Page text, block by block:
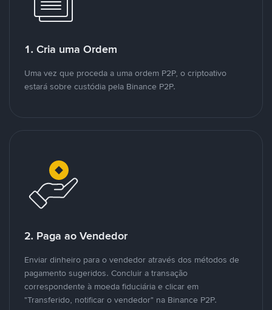
1. Cria uma Ordem
Uma vez que proceda a uma ordem P2P, o criptoativo
estará sobre custódia pela Binance P2P.
2. Paga ao Vendedor
Enviar dinheiro para o vendedor através dos métodos de
pagamento sugeridos. Concluir a transação
correspondente à moeda fiduciária e clicar em
"Transferido, notificar o vendedor" na Binance P2P.